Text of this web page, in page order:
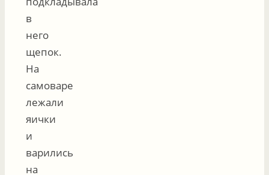
в
него
щепок.
На
самоваре
лежали
яички
и
варились
на